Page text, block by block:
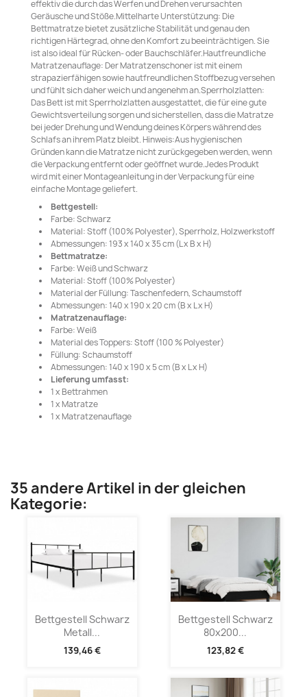
effektiv die durch das Werfen und Drehen verursachten
Geräusche und Stöße.Mittelharte Unterstützung: Die
Bettmatratze bietet zusätzliche Stabilität und genau den
richtigen Härtegrad, ohne den Komfort zu beeinträchtigen. Sie
ist also ideal für Rücken- oder Bauchschläfer.Hautfreundliche
Matratzenauflage: Der Matratzenschoner ist mit einem
strapazierfähigen sowie hautfreundlichen Stoffbezug versehen
und fühlt sich daher weich und angenehm an.Sperrholzlatten:
Das Bett ist mit Sperrholzlatten ausgestattet, die für eine gute
Gewichtsverteilung sorgen und sicherstellen, dass die Matratze
bei jeder Drehung und Wendung deines Körpers während des
Schlafs an ihrem Platz bleibt. Hinweis:Aus hygienischen
Gründen kann die Matratze nicht zurückgegeben werden, wenn
die Verpackung entfernt oder geöffnet wurde.Jedes Produkt
wird mit einer Montageanleitung in der Verpackung für eine
einfache Montage geliefert.
Bettgestell:
Farbe: Schwarz
Material: Stoff (100% Polyester), Sperrholz, Holzwerkstoff
Abmessungen: 193 x 140 x 35 cm (L x B x H)
Bettmatratze:
Farbe: Weiß und Schwarz
Material: Stoff (100% Polyester)
Material der Füllung: Taschenfedern, Schaumstoff
Abmessungen: 140 x 190 x 20 cm (B x L x H)
Matratzenauflage:
Farbe: Weiß
Material des Toppers: Stoff (100 % Polyester)
Füllung: Schaumstoff
Abmessungen: 140 x 190 x 5 cm (B x L x H)
Lieferung umfasst:
1 x Bettrahmen
1 x Matratze
1 x Matratzenauflage
35 andere Artikel in der gleichen
Kategorie:
Bettgestell Schwarz
Metall...
139,46 €
Bettgestell Schwarz
80x200...
123,82 €